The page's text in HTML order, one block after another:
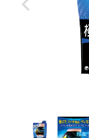
Previous